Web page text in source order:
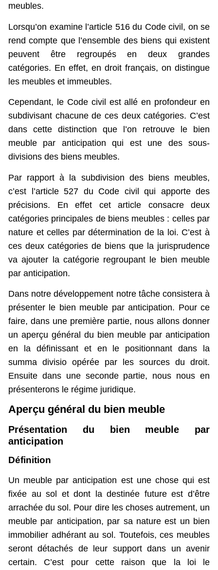
meubles.
Lorsqu’on examine l’article 516 du Code civil, on se
rend compte que l’ensemble des biens qui existent
peuvent être regroupés en deux grandes
catégories. En effet, en droit français, on distingue
les meubles et immeubles.
Cependant, le Code civil est allé en profondeur en
subdivisant chacune de ces deux catégories. C’est
dans cette distinction que l’on retrouve le bien
meuble par anticipation qui est une des sous-
divisions des biens meubles.
Par rapport à la subdivision des biens meubles,
c’est l’article 527 du Code civil qui apporte des
précisions. En effet cet article consacre deux
catégories principales de biens meubles : celles par
nature et celles par détermination de la loi. C’est à
ces deux catégories de biens que la jurisprudence
va ajouter la catégorie regroupant le bien meuble
par anticipation.
Dans notre développement notre tâche consistera à
présenter le bien meuble par anticipation. Pour ce
faire, dans une première partie, nous allons donner
un aperçu général du bien meuble par anticipation
en la définissant et en le positionnant dans la
summa divisio opérée par les sources du droit.
Ensuite dans une seconde partie, nous nous en
présenterons le régime juridique.
Aperçu général du bien meuble
Présentation du bien meuble par
anticipation
Définition
Un meuble par anticipation est une chose qui est
fixée au sol et dont la destinée future est d’être
arrachée du sol. Pour dire les choses autrement, un
meuble par anticipation, par sa nature est un bien
immobilier adhérant au sol. Toutefois, ces meubles
seront détachés de leur support dans un avenir
certain. C’est pour cette raison que la loi le